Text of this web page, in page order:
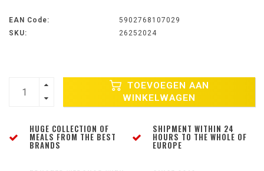
EAN Code:
5902768107029
SKU:
26252024
TOEVOEGEN AAN
WINKELWAGEN
HUGE COLLECTION OF
MEALS FROM THE BEST
BRANDS
SHIPMENT WITHIN 24
HOURS TO THE WHOLE OF
EUROPE